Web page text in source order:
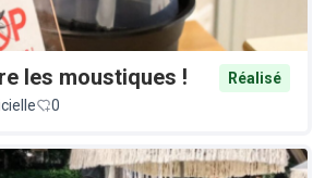
les moustiques !
Réalisé
0